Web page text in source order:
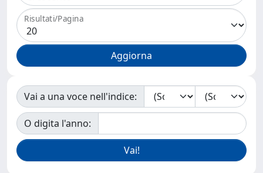
Risultati/Pagina
Vai a una voce nell'indice:
O digita l'anno: